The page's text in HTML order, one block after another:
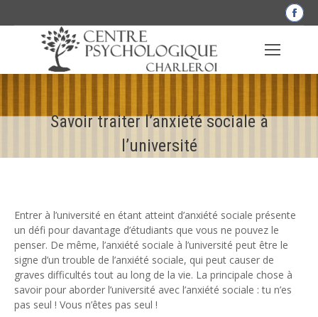
La
Savoir traiter l’anxiété sociale à
l’université
Entrer à l’université en étant atteint d’anxiété sociale présente
un défi pour davantage d’étudiants que vous ne pouvez le
penser. De même, l’anxiété sociale à l’université peut être le
signe d’un trouble de l’anxiété sociale, qui peut causer de
graves difficultés tout au long de la vie. La principale chose à
savoir pour aborder l’université avec l’anxiété sociale : tu n’es
pas seul ! Vous n’êtes pas seul !